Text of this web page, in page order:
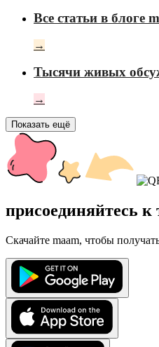
Все статьи в блоге
→
Тысячи живых
→
Показать ещё
присоединяйтесь
Скачайте maam, чтобы